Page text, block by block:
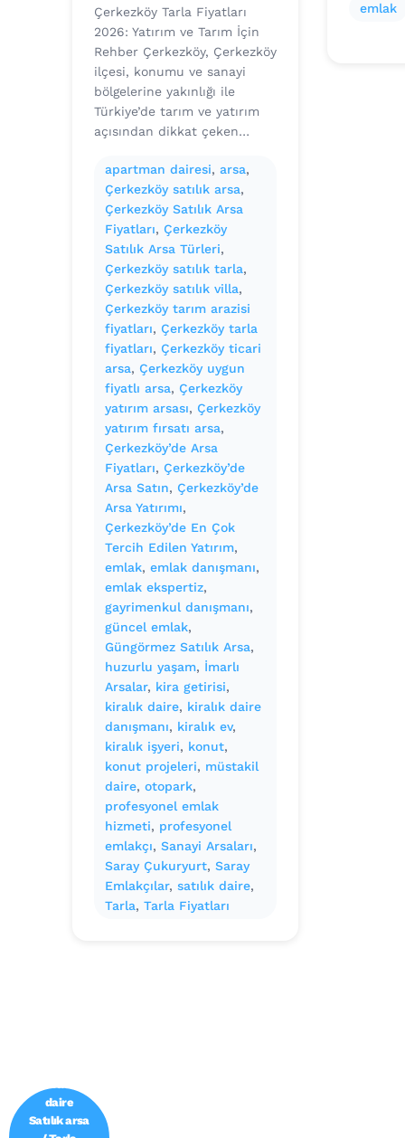
daire
Satılık arsa
Çerkezköy Tarla Fiyatları
2026: Yatırım ve Tarım İçin
Rehber Çerkezköy, Çerkezköy
ilçesi, konumu ve sanayi
bölgelerine yakınlığı ile
Türkiye’de tarım ve yatırım
açısından dikkat çeken…
apartman dairesi, arsa
Çerkezköy satılık arsa
Çerkezköy Satılık Arsa
Fiyatları, Çerkezköy
Satılık Arsa Türleri
Çerkezköy satılık tarla
Çerkezköy satılık villa
Çerkezköy tarım arazisi
fiyatları, Çerkezköy tarla
fiyatları, Çerkezköy ticari
arsa, Çerkezköy uygun
fiyatlı arsa, Çerkezköy
yatırım arsası, Çerkezköy
yatırım fırsatı arsa
Çerkezköy’de Arsa
Fiyatları, Çerkezköy’de
Arsa Satın, Çerkezköy’de
Arsa Yatırımı
Çerkezköy’de En Çok
Tercih Edilen Yatırım
emlak, emlak danışmanı
emlak ekspertiz
gayrimenkul danışmanı
güncel emlak
Güngörmez Satılık Arsa
huzurlu yaşam, İmarlı
Arsalar, kira getirisi
kiralık daire, kiralık daire
danışmanı, kiralık ev
kiralık işyeri, konut
konut projeleri, müstakil
daire, otopark
profesyonel emlak
hizmeti, profesyonel
emlakçı, Sanayi Arsaları
Saray Çukuryurt, Saray
Emlakçılar, satılık daire
Tarla, Tarla Fiyatları
emlak